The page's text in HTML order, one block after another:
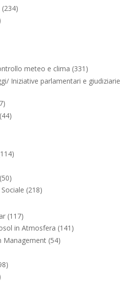
(234)
meteo e clima (331)
Iniziative parlamentari e giudiziarie
(44)
(50)
(218)
(117)
in Atmosfera (141)
Management (54)